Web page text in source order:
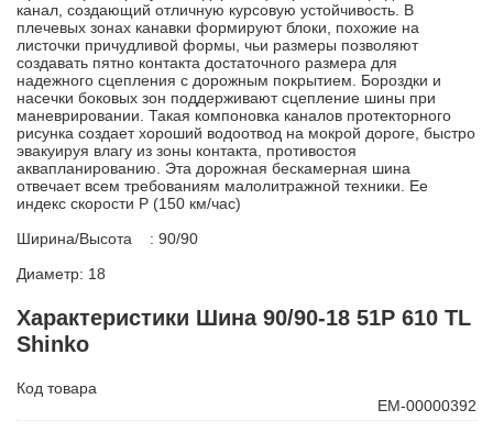
канал, создающий отличную курсовую устойчивость. В
плечевых зонах канавки формируют блоки, похожие на
листочки причудливой формы, чьи размеры позволяют
создавать пятно контакта достаточного размера для
надежного сцепления с дорожным покрытием. Бороздки и
насечки боковых зон поддерживают сцепление шины при
маневрировании. Такая компоновка каналов протекторного
рисунка создает хороший водоотвод на мокрой дороге, быстро
эвакуируя влагу из зоны контакта, противостоя
аквапланированию. Эта дорожная бескамерная шина
отвечает всем требованиям малолитражной техники. Ее
индекс скорости P (150 км/час)
Ширина/Высота : 90/90
Диаметр: 18
Характеристики Шина 90/90-18 51P 610 TL
Shinko
Код товара
ЕМ-00000392